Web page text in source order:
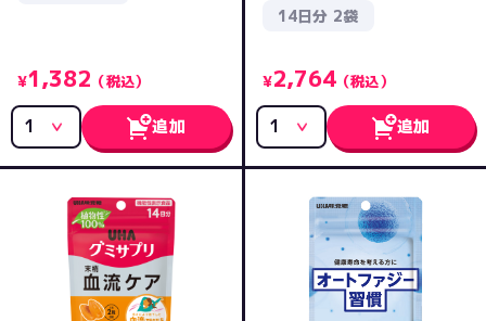
¥1,382 （税込）
追加
14日分 2袋
¥2,764（税込）
追加